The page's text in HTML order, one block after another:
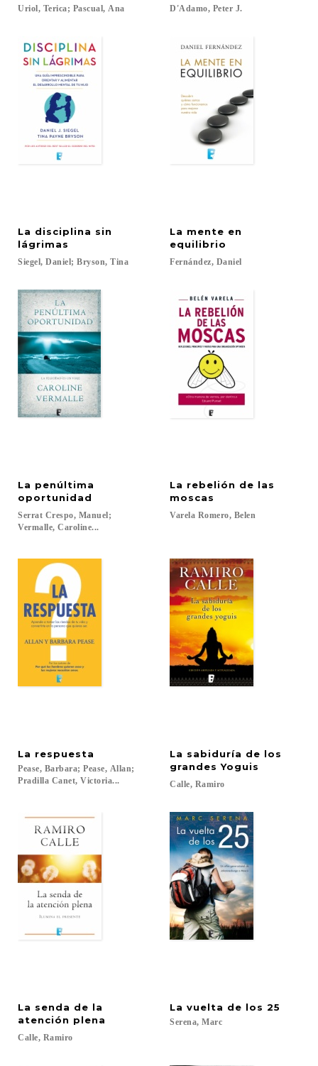
Uriol, Terica; Pascual, Ana D'Adamo, Peter J.
La disciplina sin
lágrimas
Siegel, Daniel; Bryson, Tina
La mente en
equilibrio
Fernández, Daniel
La penúltima
oportunidad
Serrat Crespo, Manuel;
Vermalle, Caroline...
La rebelión de las
moscas
Varela Romero, Belen
La respuesta
Pease, Barbara; Pease, Allan;
Pradilla Canet, Victoria...
La sabiduría de los
grandes Yoguis
Calle, Ramiro
La senda de la
atención plena
Calle, Ramiro
La vuelta de los 25
Serena, Marc